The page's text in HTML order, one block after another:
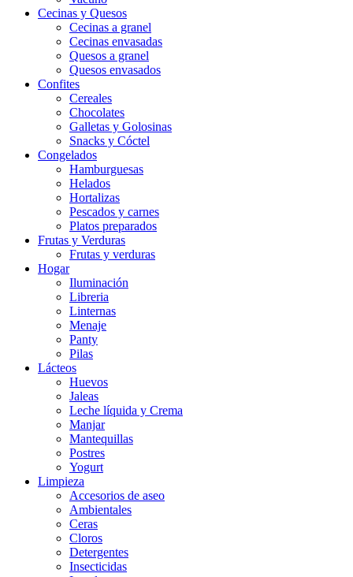
Cecinas y Quesos
Cecinas a granel
Cecinas envasadas
Quesos a granel
Quesos envasados
Confites
Cereales
Chocolates
Galletas y Golosinas
Snacks y Cóctel
Congelados
Hamburguesas
Helados
Hortalizas
Pescados y carnes
Platos preparados
Frutas y Verduras
Frutas y verduras
Hogar
Iluminación
Libreria
Linternas
Menaje
Panty
Pilas
Lácteos
Huevos
Jaleas
Leche líquida y Crema
Manjar
Mantequillas
Postres
Yogurt
Limpieza
Accesorios de aseo
Ambientales
Ceras
Cloros
Detergentes
Insecticidas